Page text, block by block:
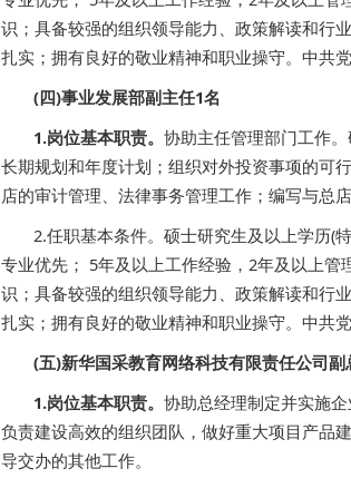
识；具备较强的组织领导能力、政策解读和行
扎实；拥有良好的敬业精神和职业操守。中共党
(四)事业发展部副主任1名
1.岗位基本职责。 协助主任管理部门工作
长期规划和年度计划；组织对外投资事项的可
店的审计管理、法律事务管理工作；编写与总
2.任职基本条件。硕士研究生及以上学历(
专业优先； 5年及以上工作经验，2年及以上
识；具备较强的组织领导能力、政策解读和行
扎实；拥有良好的敬业精神和职业操守。中共党
(五)新华国采教育网络科技有限责任公司
1.岗位基本职责。 协助总经理制定并实施
负责建设高效的组织团队，做好重大项目产品
导交办的其他工作。